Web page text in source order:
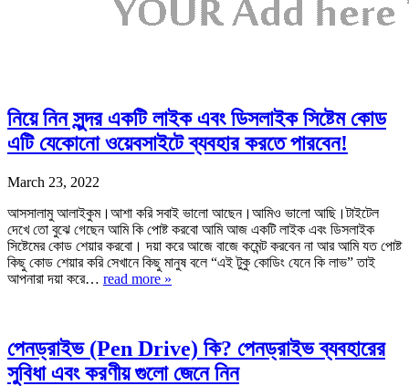
নিয়ে নিন সুন্দর একটি লাইক এবং ডিসলাইক সিষ্টেম কোড
এটি যেকোনো ওয়েবসাইটে ব্যবহার করতে পারবেন!
March 23, 2022
আসসালামু আলাইকুম।আশা করি সবাই ভালো আছেন।আমিও ভালো আছি।টাইটেল
দেখে তো বুঝে গেছেন আমি কি পোষ্ট করবো আমি আজ একটি লাইক এবং ডিসলাইক
সিষ্টেমের কোড শেয়ার করবো। দয়া করে আজে বাজে কমেন্ট করবেন না আর আমি যত পোষ্ট
কিছু কোড শেয়ার করি সেখানে কিছু মানুষ বলে “এই টুকু কোডিং যেনে কি লাভ” তাই
আপনারা দয়া করে… read more »
পেনড্রাইভ (Pen Drive) কি? পেনড্রাইভ ব্যবহারের
সুবিধা এবং করণীয় গুলো জেনে নিন